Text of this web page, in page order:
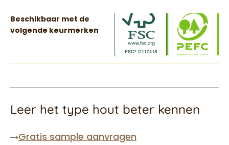
Beschikbaar met de
volgende keurmerken
Leer het type hout beter kennen
Gratis sample aanvragen